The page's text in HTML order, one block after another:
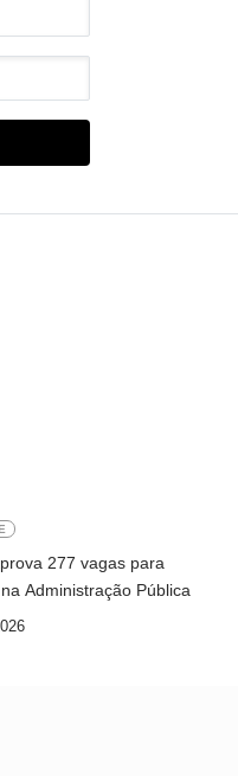
277 vagas para
Administração Pública